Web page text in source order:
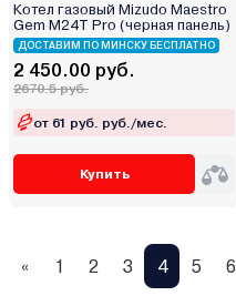
Котел газовый Mizudo Maestro
Gem M24T Pro (черная панель)
ДОСТАВИМ ПО МИНСКУ БЕСПЛАТНО
2 450.00 руб.
2670.5 руб.
от 61 руб. руб./мес.
Купить
« 1 2 3 4 5 6